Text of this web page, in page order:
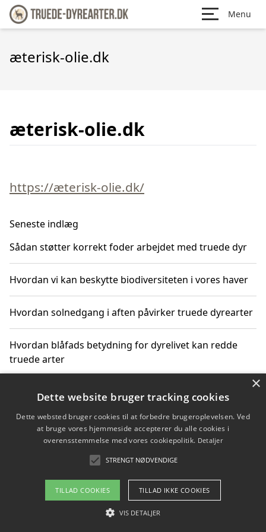
Menu
æterisk-olie.dk
æterisk-olie.dk
https://æterisk-olie.dk/
Seneste indlæg
Sådan støtter korrekt foder arbejdet med truede dyr
Hvordan vi kan beskytte biodiversiteten i vores haver
Hvordan solnedgang i aften påvirker truede dyrearter
Hvordan blåfads betydning for dyrelivet kan redde
truede arter
Hvordan kan gaver til unge voksne støtte bevarelsen
Copyright 2026 - Pilanto Aps
Om / kontakt
Blog Betingelser
×
Dette website bruger tracking cookies
Dette websted bruger cookies til at forbedre brugeroplevelsen. Ved
at bruge vores hjemmeside accepterer du alle cookies i
overensstemmelse med vores cookiepolitik. Detaljer
STRENGT NØDVENDIGE
TILLAD COOKIES TILLAD IKKE COOKIES
VIS DETALJER